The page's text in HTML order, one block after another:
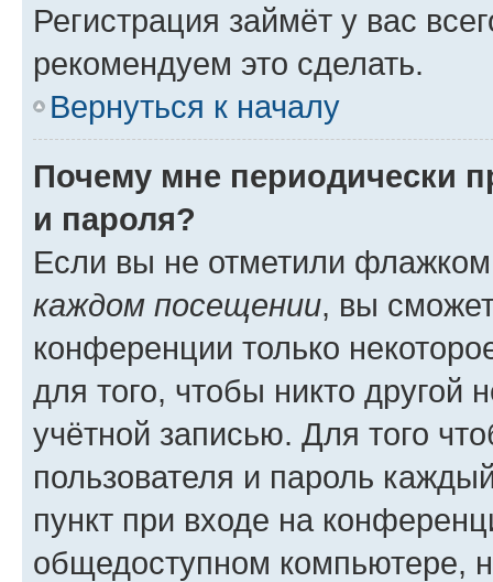
Регистрация займёт у вас
рекомендуем это сделать.
Вернуться к началу
Почему мне периодически
и пароля?
Если вы не отметили
каждом посещении, вы
конференции только
для того, чтобы никто другой
учётной записью. Для того
пользователя и пароль
пункт при входе на
общедоступном компьютере,